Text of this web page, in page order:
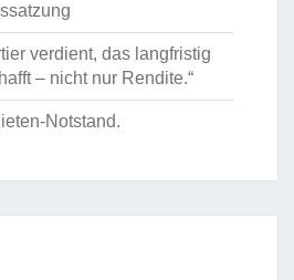
verdient, das langfristig
– nicht nur Rendite.“
Notstand.